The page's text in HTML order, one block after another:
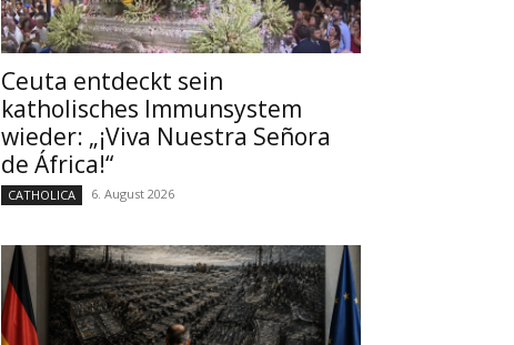
Ceuta entdeckt sein
katholisches Immunsystem
wieder: „¡Viva Nuestra Señora
de África!“
CATHOLICA 6. August 2026